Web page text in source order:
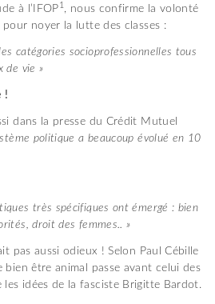
à l’IFOP1 , nous confirme la volonté
pour noyer la lutte des classes :
catégories socioprofessionnelles tous
de vie »
!
dans la presse du Crédit Mutuel
politique a beaucoup évolué en 10
très spécifiques ont émergé : bien
droit des femmes.. »
pas aussi odieux ! Selon Paul Cébille
bien être animal passe avant celui des
les idées de la fasciste Brigitte Bardot.